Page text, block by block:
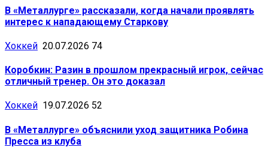
В «Металлурге» рассказали, когда начали проявлять
интерес к нападающему Старкову
Хоккей 20.07.2026 74
Коробкин: Разин в прошлом прекрасный игрок, сейчас
отличный тренер. Он это доказал
Хоккей 19.07.2026 52
В «Металлурге» объяснили уход защитника Робина
Пресса из клуба